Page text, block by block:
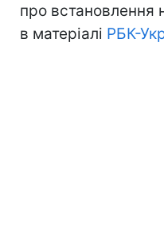
про встановлення
в матеріалі РБК-